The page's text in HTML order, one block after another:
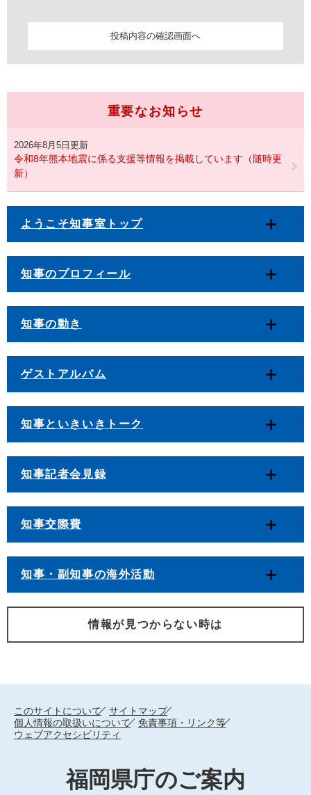
重要なお知らせ
2026年8月5日更新
令和8年熊本地震に係る支援等情報を掲載しています（随時更
新）
ようこそ知事室トップ
知事のプロフィール
知事の動き
ゲストアルバム
知事といきいきトーク
知事記者会見録
知事交際費
知事・副知事の海外活動
情報が見つからない時は
このサイトについて
サイトマップ
個人情報の取扱いについて
免責事項・リンク等
ウェブアクセシビリティ
福岡県庁のご案内